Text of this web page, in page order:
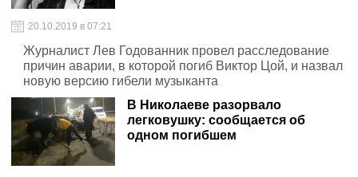
20.10.2019 в 07:21
Журналист Лев Годованник провел расследование
причин аварии, в которой погиб Виктор Цой, и назвал
новую версию гибели музыканта
В Николаеве разорвало
легковушку: сообщается об
одном погибшем